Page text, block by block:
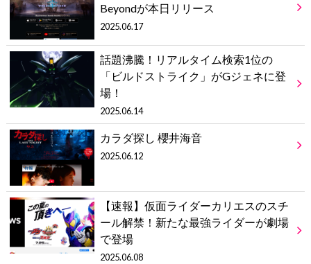
Beyondが本日リリース
2025.06.17
話題沸騰！リアルタイム検索1位の
「ビルドストライク」がGジェネに登
場！
2025.06.14
カラダ探し 櫻井海音
2025.06.12
【速報】仮面ライダーカリエスのスチ
ール解禁！新たな最強ライダーが劇場
で登場
2025.06.08